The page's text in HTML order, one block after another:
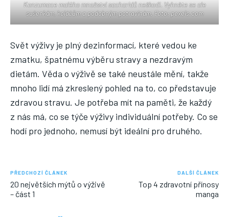
Konzumace malého množství sacharidů neškodí. Vyhněte se ale
sušenkám, koláčům a podobným potravinám. Foto: pexels.com
Svět výživy je plný dezinformací, které vedou ke
zmatku, špatnému výběru stravy a nezdravým
dietám. Věda o výživě se také neustále mění, takže
mnoho lidí má zkreslený pohled na to, co představuje
zdravou stravu. Je potřeba mít na paměti, že každý
z nás má, co se týče výživy individuální potřeby. Co se
hodí pro jednoho, nemusí být ideální pro druhého.
PŘEDCHOZÍ ČLÁNEK
20 největších mýtů o výživě
– část 1
DALŠÍ ČLÁNEK
Top 4 zdravotní přínosy
manga